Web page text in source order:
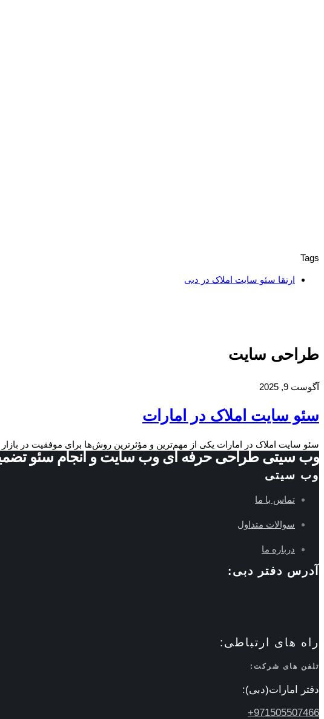
Tags
ارتقا سئو سایت املاک در دبی
طراحی سایت
آگوست 9, 2025
سئو سایت املاک در امارات
سئو سایت املاک در امارات یکی از مهم‌ترین و مؤثرترین روش‌ها برای موفقیت در بازار
وب سیتی طراحی حرفه ای وب سایت و انجام سئو
وب سیتی
تماس با ما
سوالات متداول
درباره ما
آدرس دفتر دبی:
راه های ارتباطی:
تلفن های شرکت:
دفتر امارات(دبی):
971505507466+